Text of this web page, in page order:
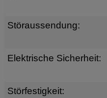
Störaussendung:
Elektrische Sicherheit:
Störfestigkeit: